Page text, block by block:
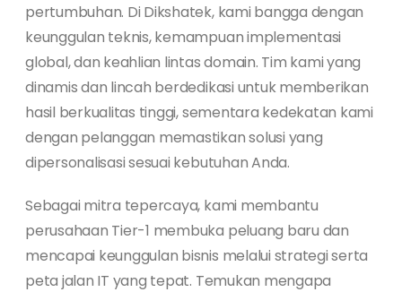
pertumbuhan. Di Dikshatek, kami bangga dengan
keunggulan teknis, kemampuan implementasi
global, dan keahlian lintas domain. Tim kami yang
dinamis dan lincah berdedikasi untuk memberikan
hasil berkualitas tinggi, sementara kedekatan kami
dengan pelanggan memastikan solusi yang
dipersonalisasi sesuai kebutuhan Anda.
Sebagai mitra tepercaya, kami membantu
perusahaan Tier-1 membuka peluang baru dan
mencapai keunggulan bisnis melalui strategi serta
peta jalan IT yang tepat. Temukan mengapa